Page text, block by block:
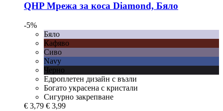
QHP Мрежа за коса Diamond, Бяло
-5%
Бяло
Кафяво
Сиво
Navy
Черно
Едроплетен дизайн с възли
Богато украсена с кристали
Сигурно закрепване
€ 3,79 € 3,99